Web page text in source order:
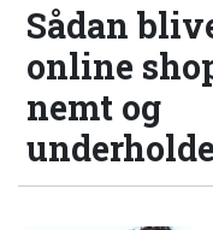
Sådan
online
nemt og